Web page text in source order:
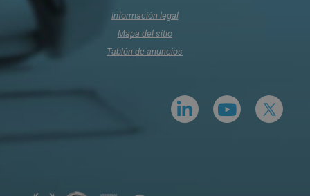
Información legal
Mapa del sitio
Tablón de anuncios